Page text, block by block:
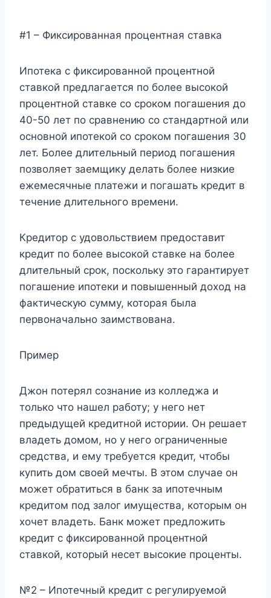
#1 – Фиксированная процентная ставка
Ипотека с фиксированной процентной
ставкой предлагается по более высокой
процентной ставке со сроком погашения до
40-50 лет по сравнению со стандартной или
основной ипотекой со сроком погашения 30
лет. Более длительный период погашения
позволяет заемщику делать более низкие
ежемесячные платежи и погашать кредит в
течение длительного времени.
Кредитор с удовольствием предоставит
кредит по более высокой ставке на более
длительный срок, поскольку это гарантирует
погашение ипотеки и повышенный доход на
фактическую сумму, которая была
первоначально заимствована.
Пример
Джон потерял сознание из колледжа и
только что нашел работу; у него нет
предыдущей кредитной истории. Он решает
владеть домом, но у него ограниченные
средства, и ему требуется кредит, чтобы
купить дом своей мечты. В этом случае он
может обратиться в банк за ипотечным
кредитом под залог имущества, которым он
хочет владеть. Банк может предложить
кредит с фиксированной процентной
ставкой, который несет высокие проценты.
№2 – Ипотечный кредит с регулируемой